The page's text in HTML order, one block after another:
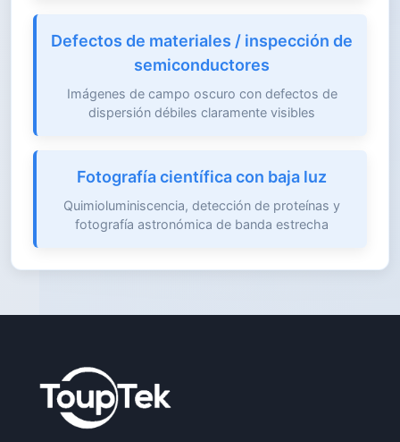
Defectos de materiales / inspección de
semiconductores
Imágenes de campo oscuro con defectos de
dispersión débiles claramente visibles
Fotografía científica con baja luz
Quimioluminiscencia, detección de proteínas y
fotografía astronómica de banda estrecha